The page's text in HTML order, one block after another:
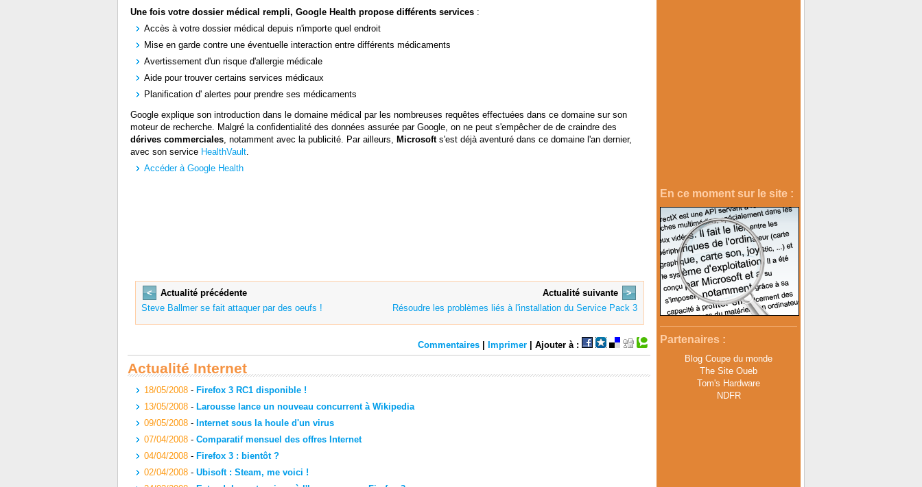
En ce moment sur le site :
Partenaires :
Blog Coupe du monde
The Site Oueb
Tom's Hardware
NDFR
Une fois votre dossier médical rempli, Google Health propose différents services:
Accès à votre dossier médical depuis n'importe quel endroit
Mise en garde contre une éventuelle interaction entre différents médicaments
Avertissement d'un risque d'allergie médicale
Aide pour trouver certains services médicaux
Planification d' alertes pour prendre ses médicaments
Google explique son introduction dans le domaine médical par les nombreuses requêtes effectuées dans ce domaine sur son
moteur de recherche. Malgré la confidentialité des données assurée par Google, on ne peut s'empêcher de de craindre des
dérives commerciales, notamment avec la publicité. Par ailleurs, Microsofts'est déjà aventuré dans ce domaine l'an dernier,
avec son service HealthVault.
Accéder à Google Health
<
Actualité précédente
Steve Ballmer se fait attaquer par des oeufs !
Actualité suivante
>
Résoudre les problèmes liés à l'installation du Service Pack 3
Commentaires |Imprimer | Ajouter à :
Actualité Internet
18/05/2008- Firefox 3 RC1 disponible !
13/05/2008- Larousse lance un nouveau concurrent à Wikipedia
09/05/2008- Internet sous la houle d'un virus
07/04/2008- Comparatif mensuel des offres Internet
04/04/2008- Firefox 3 : bientôt ?
02/04/2008- Ubisoft : Steam, me voici !